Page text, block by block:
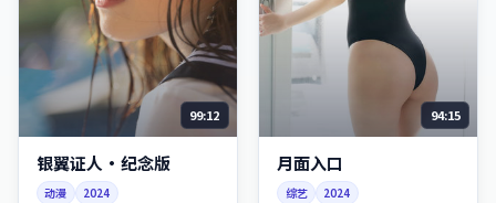
99:12
银翼证人·纪念版
动漫 2024
94:15
月面入口
综艺 2024